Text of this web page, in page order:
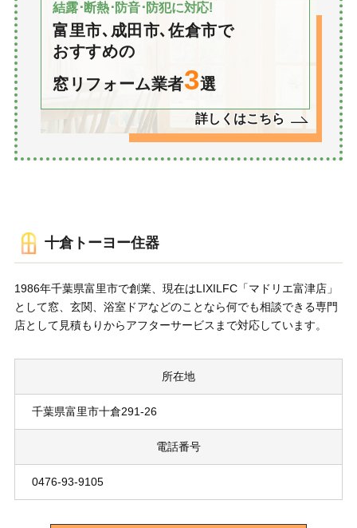
結露･断熱･防音･防犯に対応!
富里市､成田市､佐倉市で
おすすめの
窓リフォーム業者3選
詳しくはこちら
十倉トーヨー住器
1986年千葉県富里市で創業、現在はLIXILFC「マドリエ富津店」
として窓、玄関、浴室ドアなどのことなら何でも相談できる専門
店として見積もりからアフターサービスまで対応しています。
所在地
千葉県富里市十倉291-26
電話番号
0476-93-9105